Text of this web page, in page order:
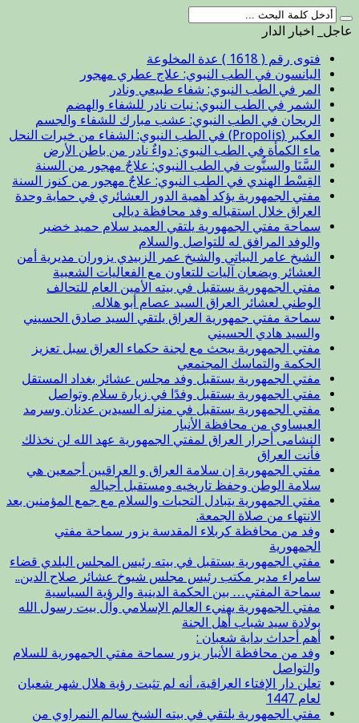
عاجل_ اخبار الدار
فتوى رقم ( 1618 ) عدة المخلوعة
اليانسون في الطب النبوي: علاج عطري مهجور
المر في الطب النبوي: شفاء طبيعي ونادر
الشمر في الطب النبوي: نبات نادر للشفاء والهضم
الريحان في الطب النبوي: عشب مبارك للشفاء والجسم
العكبر (Propolis) في الطب النبوي: الشفاء من خيرات النحل
ماء الكمأة في الطب النبوي: دواءٌ نادر من باطن الأرض
السَّنَا والسنُّوت في الطب النبوي: علاجٌ مهجور من السنة
القِسْط الهندي في الطب النبوي: علاجٌ مهجور من كنوز السنة
مفتي الجمهورية يؤكد أهمية الدور العشائري في حماية وحدة
العراق خلال استقباله وفد محافظة ديالى
سماحة مفتي الجمهورية يلتقي العميد سلام حميد خضير
والوفد المرافق له للتواصل والسلام
الشيخ عامر البياتي والشيخ عمر الزبيدي يزوران مديرية أمن
العشائر ويضعان آليات للتعاون مع الفعاليات الشعبية
مفتي الجمهورية يستقبل في بيته الأمين العام للتحالف
الوطني لعشائر العراق السيد عصام أبو هلاله.
سماحة مفتي جمهورية العراق يلتقي السيد صادق الحسيني
والسيد هادي الحسيني
مفتي الجمهورية يبحث مع لجنة حكماء العراق سبل تعزيز
الحكمة والتماسك المجتمعي
مفتي الجمهورية يستقبل وفد مجلس عشائر بغداد المستقل
مفتي الجمهورية يستقبل وفدًا في زيارة سلام وتواصل
مفتي الجمهورية يستقبل في منزله السيدين عدنان وسرمد
العيساوي من محافظة الأنبار
النشامى أحرار العراق لمفتي الجمهورية عهد الله لن نخذلك
فأنت العراق
مفتي الجمهورية إن سلامة العراق و العراقيين أجمعين هي
سلامة الوطن وحفظ تاريخيه ومستقبل أجياله
مفتي الجمهورية يتبادل التحيات والسلام مع جمع المؤمنين بعد
الانتهاء من صلاة الجمعة.
وفد من محافظة كربلاء المقدسة يزور سماحة مفتي
الجمهورية
مفتي الجمهورية يستقبل في بيته رئيس المجلس البلدي قضاء
سامراء مدير مكتب رئيس مجلس شيوخ عشائر صلاح الدين..
سماحة المفتي… بين الحكمة الدينية والرؤية السياسية
مفتي الجمهورية يهنيء العالم الإسلامي وآل بيت رسول الله
بولادة سيد شباب أهل الجنة
أهم أحداث بداية شعبان :
وفد من محافظة الأنبار يزور سماحة مفتي الجمهورية للسلام
والتواصل
تعلن دار الإفتاء العراقية، أنه لم تثبت رؤية هلال شهر شعبان
لعام 1447
مفتي الجمهورية يلتقي في بيته الشيخ سالم النمراوي من